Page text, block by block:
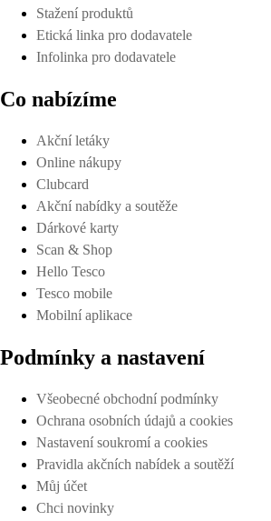
Stažení produktů
Etická linka pro dodavatele
Infolinka pro dodavatele
Co nabízíme
Akční letáky
Online nákupy
Clubcard
Akční nabídky a soutěže
Dárkové karty
Scan & Shop
Hello Tesco
Tesco mobile
Mobilní aplikace
Podmínky a nastavení
Všeobecné obchodní podmínky
Ochrana osobních údajů a cookies
Nastavení soukromí a cookies
Pravidla akčních nabídek a soutěží
Můj účet
Chci novinky